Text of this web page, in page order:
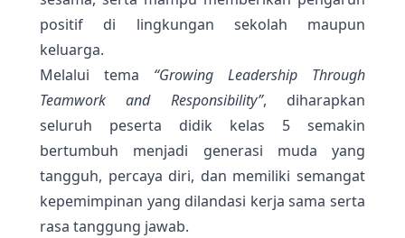
positif di lingkungan sekolah maupun
keluarga.
Melalui tema “Growing Leadership Through
Teamwork and Responsibility”, diharapkan
seluruh peserta didik kelas 5 semakin
bertumbuh menjadi generasi muda yang
tangguh, percaya diri, dan memiliki semangat
kepemimpinan yang dilandasi kerja sama serta
rasa tanggung jawab.